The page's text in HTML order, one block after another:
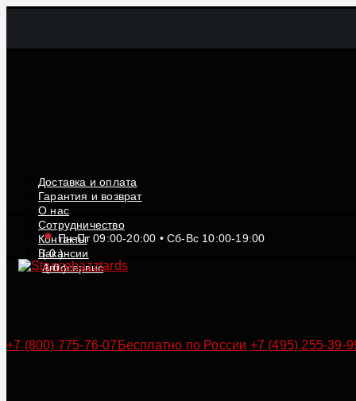
Доставка и оплата
Гарантия и возврат
О нас
Сотрудничество
Контакты
Вакансии
Автосервис
Пн-Пт 09:00-20:00 • Сб-Вс 10:00-19:00
(0)
(0)
+7 (800) 775-76-07 Бесплатно по России +7 (495) 255-39-